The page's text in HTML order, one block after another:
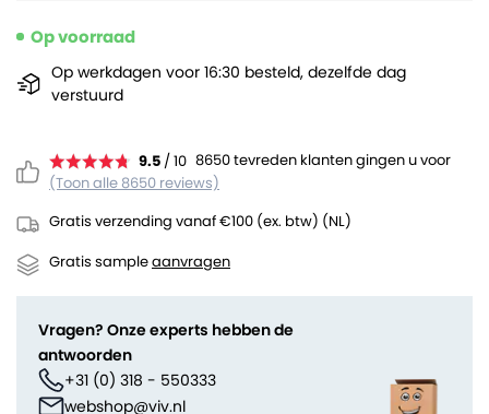
9.5 / 10 8650 tevreden klanten gingen u voor
(Toon alle 8650 reviews)
Gratis verzending vanaf €100 (ex. btw) (NL)
Gratis sampleaanvragen
Op voorraad
Op werkdagen voor 16:30 besteld, dezelfde dag
verstuurd
Vragen? Onze experts hebben de
antwoorden
+31 (0) 318 - 550333
webshop@viv.nl